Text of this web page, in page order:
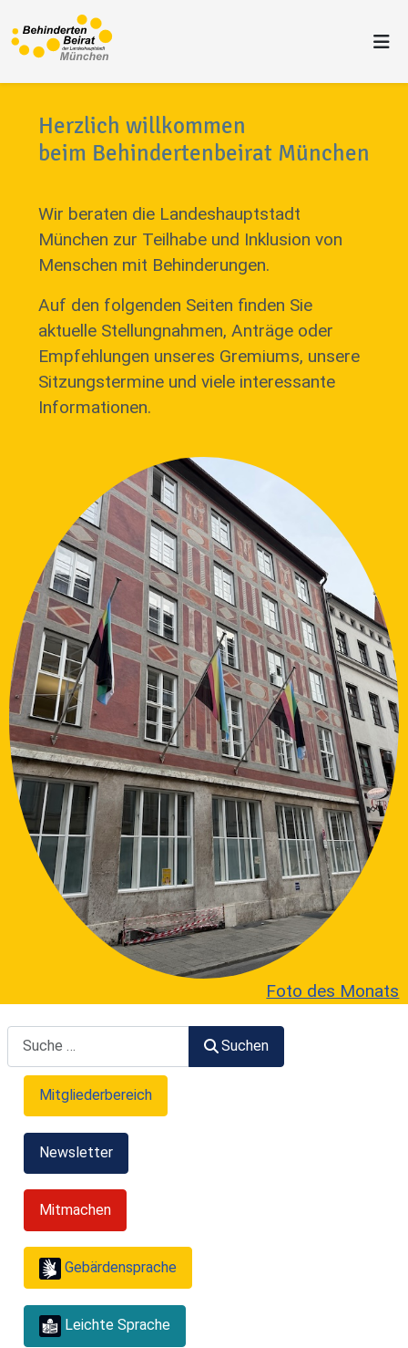
Herzlich willkommen
beim Behindertenbeirat München
Wir beraten die Landeshauptstadt
München zur Teilhabe und Inklusion von
Menschen mit Behinderungen.
Auf den folgenden Seiten finden Sie
aktuelle Stellungnahmen, Anträge oder
Empfehlungen unseres Gremiums, unsere
Sitzungstermine und viele interessante
Informationen.
Foto des Monats
Suchen
Suchen
Mitgliederbereich
Newsletter
Mitmachen
Gebärdensprache
Leichte Sprache